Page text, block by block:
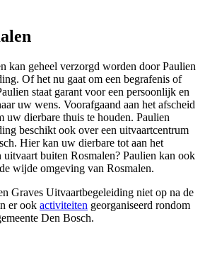
kan geheel verzorgd worden door Paulien
Of het nu gaat om een begrafenis of
staat garant voor een persoonlijk en
uw wens. Voorafgaand aan het afscheid
uw dierbare thuis te houden. Paulien
beschikt ook over een uitvaartcentrum
Hier kan uw dierbare tot aan het
buiten Rosmalen? Paulien kan ook
wijde omgeving van Rosmalen.
Graves Uitvaartbegeleiding niet op na de
er ook activiteiten georganiseerd rondom
Den Bosch.